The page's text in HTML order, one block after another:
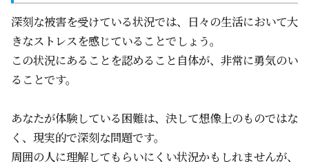
深刻な被害を受けている状況では、日々の生活において大
きなストレスを感じていることでしょう。
この状況にあることを認めること自体が、非常に勇気のい
ることです。
あなたが体験している困難は、決して想像上のものではな
く、現実的で深刻な問題です。
周囲の人に理解してもらいにくい状況かもしれませんが、